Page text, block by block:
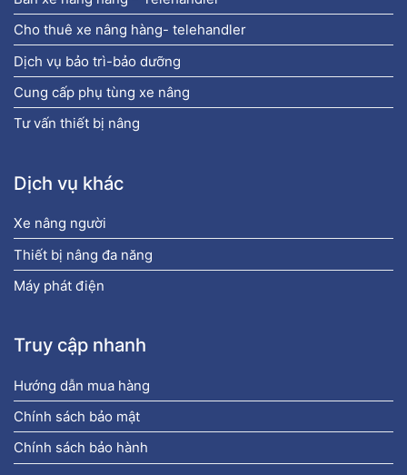
Cho thuê xe nâng hàng- telehandler
Dịch vụ bảo trì-bảo dưỡng
Cung cấp phụ tùng xe nâng
Tư vấn thiết bị nâng
Dịch vụ khác
Xe nâng người
Thiết bị nâng đa năng
Máy phát điện
Truy cập nhanh
Hướng dẫn mua hàng
Chính sách bảo mật
Chính sách bảo hành